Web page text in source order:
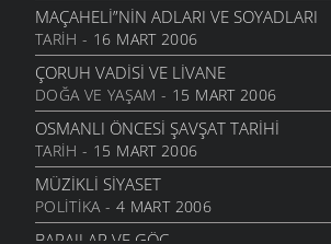
MAÇAHELI”NIN ADLARI VE SOYADLARI
TARIH - 16 MART 2006
ÇORUH VADISI VE LIVANE
DOĞA VE YAŞAM - 15 MART 2006
OSMANLI ÖNCESI ŞAVŞAT TARIHI
TARIH - 15 MART 2006
MÜZIKLI SIYASET
POLITIKA- 4 MART 2006